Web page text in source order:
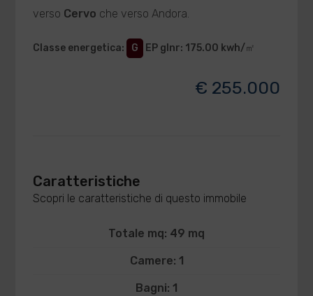
verso Cervo che verso Andora.
Classe energetica: G EP glnr: 175.00 kwh/㎡
€ 255.000
Caratteristiche
Scopri le caratteristiche di questo immobile
Totale mq: 49 mq
Camere: 1
Bagni: 1